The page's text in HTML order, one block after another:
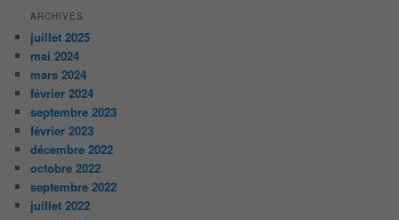
ARCHIVES
juillet 2025
mai 2024
mars 2024
février 2024
septembre 2023
février 2023
décembre 2022
octobre 2022
septembre 2022
juillet 2022